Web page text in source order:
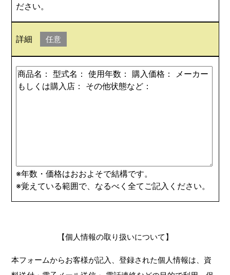
ださい。
詳細 任意
※年数・価格はおおよそで結構です。
※覚えている範囲で、なるべく全てご記入ください。
【個人情報の取り扱いについて】
本フォームからお客様が記入、登録された個人情報は、資